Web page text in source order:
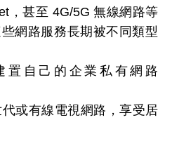
，甚至 4G/5G 無線網路等
網路服務長期被不同類型
置自己的企業私有網路
或有線電視網路，享受居